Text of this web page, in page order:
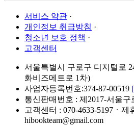
서비스 약관 ·
개인정보 취급방침 ·
청소년 보호 정책 ·
고객센터
서울특별시 구로구 디지털로
화비즈메트로 1차)
사업자등록번호:374-87-00519
통신판매번호 : 제2017-서울구
고객센터 : 070-4633-5197ㆍ제
hibookteam@gmail.com